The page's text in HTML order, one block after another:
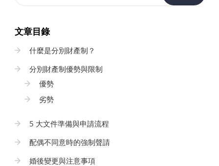
文章目錄
什麼是分別財產制？
分別財產制優勢與限制
優勢
劣勢
5 大文件準備與申請流程
配偶不同意時的強制聲請
婚後變更與注意事項